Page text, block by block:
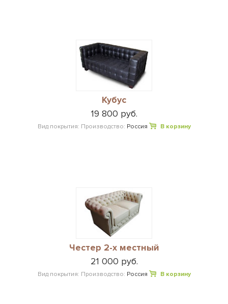
Кубус
19 800 руб.
Вид покрытия: Производство: Россия В корзину
Честер 2-х местный
21 000 руб.
Вид покрытия: Производство: Россия В корзину